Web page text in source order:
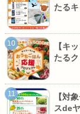
たる
【キ
たる
【対
スde